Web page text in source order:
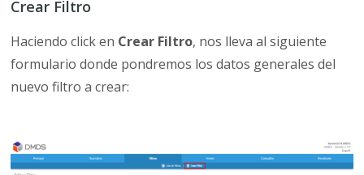
Crear Filtro
Haciendo click en Crear Filtro, nos lleva al siguiente
formulario donde pondremos los datos generales del
nuevo filtro a crear: